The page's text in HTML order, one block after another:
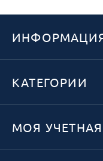
КАТЕГОРИИ
МОЯ